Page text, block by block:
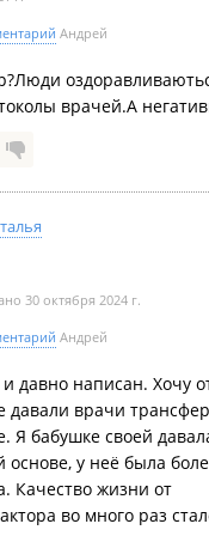
из-за
болячки и АИТ в
оооочень хорошо
в организме, вот я и
очень хорошо
друзья!!***
Андрей
врачей.А
30 октября 2024 г.
Андрей
давно написан. Хочу
давали врачи
Я бабушке своей
основе, у неё была
Качество жизни от
во много раз